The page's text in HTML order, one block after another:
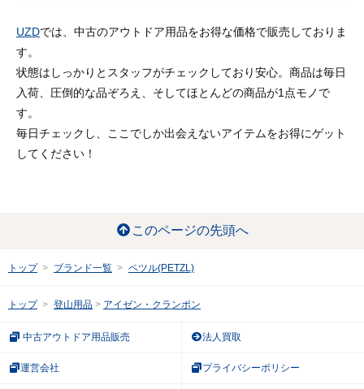
UZDでは、中古のアウトドア用品をお得な価格で販売しておりま
す。
状態はしっかりとスタッフがチェックしており安心。商品は毎日
入荷、圧倒的な品ぞろえ、そしてほとんどの商品が1点モノで
す。
毎日チェックし、ここでしか出会えないアイテムをお得にゲット
してください！
このページの先頭へ
トップ ブランド一覧 ペツル(PETZL)
トップ 登山用品 アイゼン・クランポン
中古アウトドア用品販売 法人買取
運営会社 プライバシーポリシー